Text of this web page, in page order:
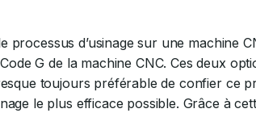
processus d’usinage sur une machine
G de la machine CNC. Ces deux
toujours préférable de confier ce
le plus efficace possible. Grâce à